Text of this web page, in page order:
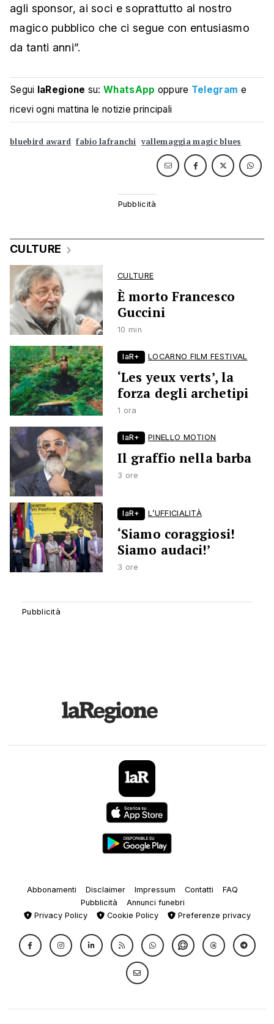
agli sponsor, ai soci e soprattutto al nostro
magico pubblico che ci segue con entusiasmo
da tanti anni”.
Segui laRegione su:WhatsApp oppure Telegram e
ricevi ogni mattina le notizie principali
bluebird award fabio lafranchi vallemaggia magic blues
CULTURE
CULTURE
È morto Francesco
Guccini
10 min
laR+ LOCARNO FILM FESTIVAL
‘Les yeux verts’, la
forza degli archetipi
1 ora
laR+ PINELLO MOTION
Il graffio nella barba
3 ore
laR+ L’UFFICIALITÀ
‘Siamo coraggiosi!
Siamo audaci!’
3 ore
Abbonamenti Disclaimer Impressum Contatti
FAQ
Pubblicità
Annunci funebri
Privacy Policy
Cookie Policy Preferenze privacy